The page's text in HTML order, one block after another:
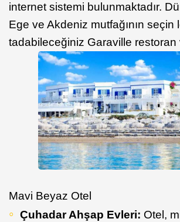
internet sistemi bulunmaktadır.
Ege ve Akdeniz mutfağının seçin
tadabileceğiniz Garaville restoran
Mavi Beyaz Otel
Çuhadar Ahşap Evleri: Otel,